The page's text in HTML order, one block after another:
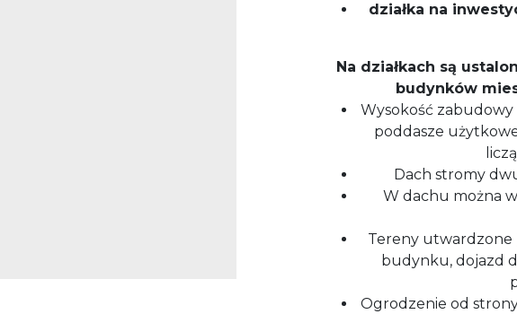
działka na
Na działkach są
budynków
Wysokość
poddasze
Dach stromy
W dachu można
Tereny utwardzone
budynku, dojazd
Ogrodzenie od